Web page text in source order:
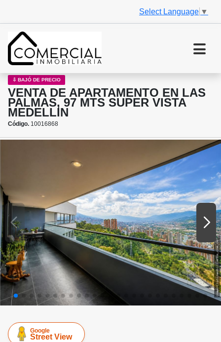
Select Language ▼
⇩ BAJÓ DE PRECIO
VENTA DE APARTAMENTO EN LAS
PALMAS, 97 MTS SUPER VISTA
MEDELLIN
Código. 10016868
Google
Street View